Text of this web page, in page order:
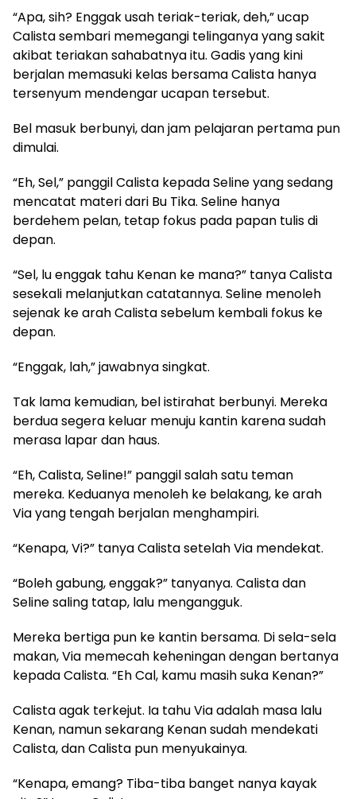
​“Apa, sih? Enggak usah teriak-teriak, deh,” ucap
Calista sembari memegangi telinganya yang sakit
akibat teriakan sahabatnya itu. Gadis yang kini
berjalan memasuki kelas bersama Calista hanya
tersenyum mendengar ucapan tersebut.
​Bel masuk berbunyi, dan jam pelajaran pertama pun
dimulai.
​“Eh, Sel,” panggil Calista kepada Seline yang sedang
mencatat materi dari Bu Tika. Seline hanya
berdehem pelan, tetap fokus pada papan tulis di
depan.
​“Sel, lu enggak tahu Kenan ke mana?” tanya Calista
sesekali melanjutkan catatannya. Seline menoleh
sejenak ke arah Calista sebelum kembali fokus ke
depan.
​“Enggak, lah,” jawabnya singkat.
​Tak lama kemudian, bel istirahat berbunyi. Mereka
berdua segera keluar menuju kantin karena sudah
merasa lapar dan haus.
​“Eh, Calista, Seline!” panggil salah satu teman
mereka. Keduanya menoleh ke belakang, ke arah
Via yang tengah berjalan menghampiri.
​“Kenapa, Vi?” tanya Calista setelah Via mendekat.
​“Boleh gabung, enggak?” tanyanya. Calista dan
Seline saling tatap, lalu mengangguk.
​Mereka bertiga pun ke kantin bersama. Di sela-sela
makan, Via memecah keheningan dengan bertanya
kepada Calista. “Eh Cal, kamu masih suka Kenan?”
​Calista agak terkejut. Ia tahu Via adalah masa lalu
Kenan, namun sekarang Kenan sudah mendekati
Calista, dan Calista pun menyukainya.
​“Kenapa, emang? Tiba-tiba banget nanya kayak